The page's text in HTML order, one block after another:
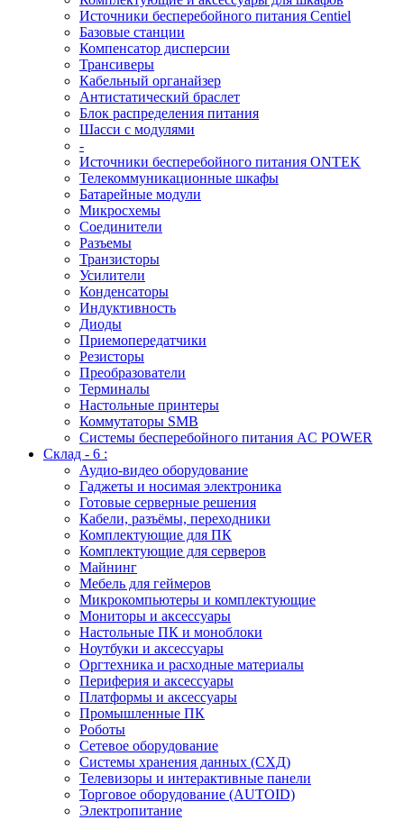
Источники бесперебойного питания Centiel
Базовые станции
Компенсатор дисперсии
Трансиверы
Кабельный органайзер
Антистатический браслет
Блок распределения питания
Шасси с модулями
-
Источники бесперебойного питания ONTEK
Телекоммуникационные шкафы
Батарейные модули
Микросхемы
Соединители
Разъемы
Транзисторы
Усилители
Конденсаторы
Индуктивность
Диоды
Приемопередатчики
Резисторы
Преобразователи
Терминалы
Настольные принтеры
Коммутаторы SMB
Системы бесперебойного питания AC POWER
Склад - 6 :
Аудио-видео оборудование
Гаджеты и носимая электроника
Готовые серверные решения
Кабели, разъёмы, переходники
Комплектующие для ПК
Комплектующие для серверов
Майнинг
Мебель для геймеров
Микрокомпьютеры и комплектующие
Мониторы и аксессуары
Настольные ПК и моноблоки
Ноутбуки и аксессуары
Оргтехника и расходные материалы
Периферия и аксессуары
Платформы и аксессуары
Промышленные ПК
Роботы
Сетевое оборудование
Системы хранения данных (СХД)
Телевизоры и интерактивные панели
Торговое оборудование (AUTOID)
Электропитание